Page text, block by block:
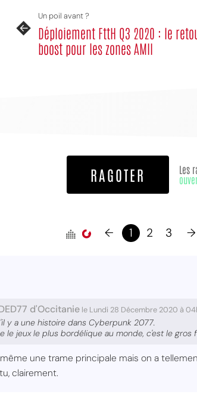
Un poil avant ?
Déploiement FttH Q3 2020 : le
boost pour les zones AMII
RAGOTER
Les
← 1 2 3 →
d'Occitanie le Lundi 28 Décembre 2020 à
y a une histoire dans Cyberpunk 2077.
le jeux le plus bordélique au monde, c'est le gros
une trame principale mais on a
clairement.